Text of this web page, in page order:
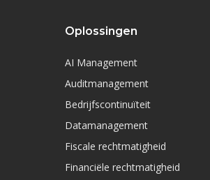
Oplossingen
AI Management
Auditmanagement
Bedrijfscontinuïteit
Datamanagement
Fiscale rechtmatigheid
Financiële rechtmatigheid